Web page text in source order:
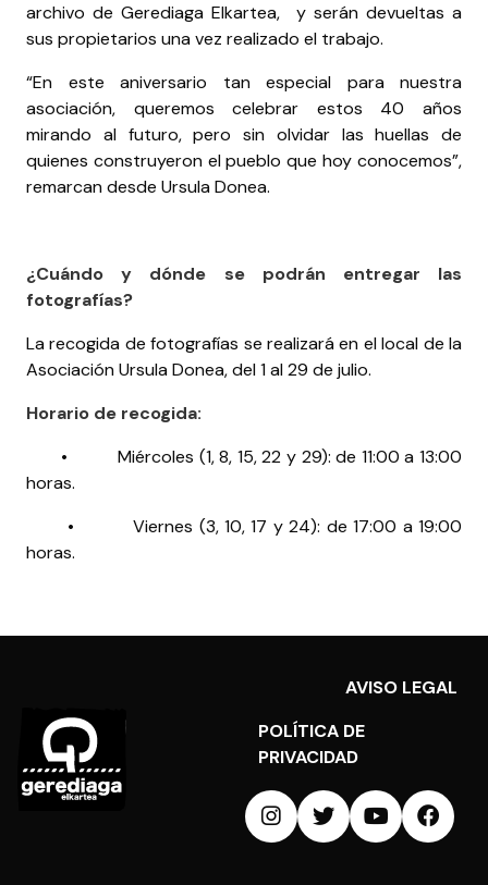
archivo de Gerediaga Elkartea, y serán devueltas a
sus propietarios una vez realizado el trabajo.
“En este aniversario tan especial para nuestra
asociación, queremos celebrar estos 40 años
mirando al futuro, pero sin olvidar las huellas de
quienes construyeron el pueblo que hoy conocemos”,
remarcan desde Ursula Donea.
¿Cuándo y dónde se podrán entregar las
fotografías?
La recogida de fotografías se realizará en el local de la
Asociación Ursula Donea, del 1 al 29 de julio.
Horario de recogida:
• Miércoles (1, 8, 15, 22 y 29): de 11:00 a 13:00
horas.
• Viernes (3, 10, 17 y 24): de 17:00 a 19:00
horas.
AVISO LEGAL
POLÍTICA DE
PRIVACIDAD